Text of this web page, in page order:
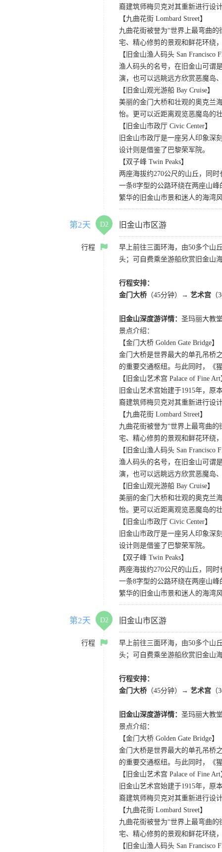
裔建筑师梅贝克对其重新进行设
【九曲花街 Lombard Street】
九曲花街被誉为“世界上最弯曲
宅、精心修剪的景观和鲜花环绕
【旧金山渔人码头 San Francisco
渔人码头的名号，在旧金山可谓
演，也可以远眺远方欣赏恶魔岛
【旧金山观光游船 Bay Cruise】
美丽的金门大桥和壮观的奥克兰
怡。更可以近距离观览恶魔岛的
【旧金山市政厅 Civic Center】
旧金山市政厅是一座另人印象深
设计则是借鉴了巴黎荣军院。
【双子峰 Twin Peaks】
两座海拔约270公尺的山丘，同
一条8字型的公路环绕在两座山
繁华的旧金山市景和迷人的海湾
第2天 D2 旧金山市区游
行程
早上前往三面环海，由50多个山
头；可自费乘坐游船欣赏旧金山
行程安排：
金门大桥 （45分钟）→ 艺术宫
旧金山深度游详情： 圣玛丽大教
景点介绍：
【金门大桥 Golden Gate Bridge】
金门大桥是世界最大的单孔吊桥
的重要交通枢纽。与此同时，《
【旧金山艺术宫 Palace of Fine
旧金山艺术宫始建于1915年，
裔建筑师梅贝克对其重新进行设
【九曲花街 Lombard Street】
九曲花街被誉为“世界上最弯曲
宅、精心修剪的景观和鲜花环绕
【旧金山渔人码头 San Francisco
渔人码头的名号，在旧金山可谓
演，也可以远眺远方欣赏恶魔岛
【旧金山观光游船 Bay Cruise】
美丽的金门大桥和壮观的奥克兰
怡。更可以近距离观览恶魔岛的
【旧金山市政厅 Civic Center】
旧金山市政厅是一座另人印象深
设计则是借鉴了巴黎荣军院。
【双子峰 Twin Peaks】
两座海拔约270公尺的山丘，同
一条8字型的公路环绕在两座山
繁华的旧金山市景和迷人的海湾
第2天 D2 旧金山市区游
行程
早上前往三面环海，由50多个山
头；可自费乘坐游船欣赏旧金山
行程安排：
金门大桥 （45分钟）→ 艺术宫
旧金山深度游详情： 圣玛丽大教
景点介绍：
【金门大桥 Golden Gate Bridge】
金门大桥是世界最大的单孔吊桥
的重要交通枢纽。与此同时，《
【旧金山艺术宫 Palace of Fine
旧金山艺术宫始建于1915年，
裔建筑师梅贝克对其重新进行设
【九曲花街 Lombard Street】
九曲花街被誉为“世界上最弯曲
宅、精心修剪的景观和鲜花环绕
【旧金山渔人码头 San Francisco